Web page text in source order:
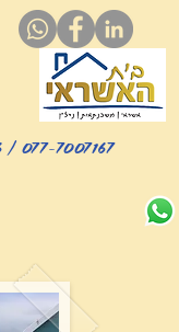
077-7007167 / 054-4254426